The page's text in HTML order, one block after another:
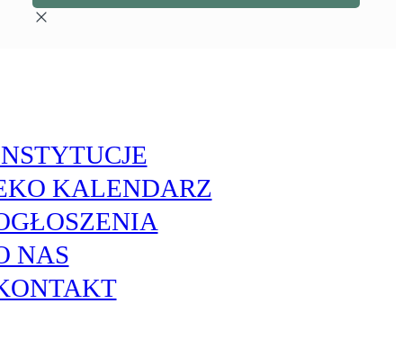
KALENDARZ
NAS